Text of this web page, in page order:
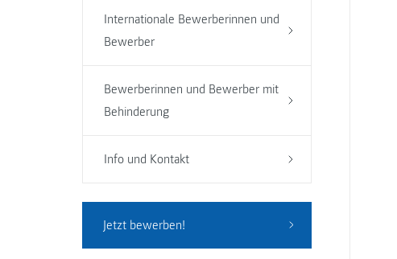
Internationale Bewerberinnen und
Bewerber
Bewerberinnen und Bewerber mit
Behinderung
Info und Kontakt
Jetzt bewerben!